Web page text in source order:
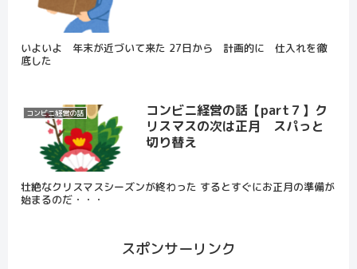
いよいよ 年末が近づいて来た 27日から 計画的に 仕入れを徹
底した
コンビニ経営の話
コンビニ経営の話【part７】ク
リスマスの次は正月 スパっと
切り替え
壮絶なクリスマスシーズンが終わった するとすぐにお正月の準備が
始まるのだ・・・
スポンサーリンク